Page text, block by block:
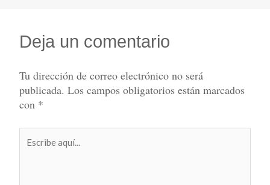
Deja un comentario
Tu dirección de correo electrónico no será
publicada. Los campos obligatorios están marcados
con *
aquí...